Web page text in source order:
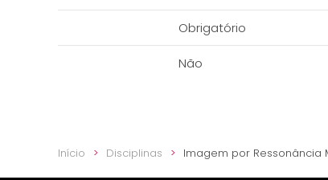
Obrigatório
Não
Início Disciplinas Imagem por Ressonância